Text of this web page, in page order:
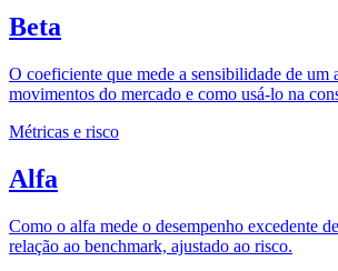
Beta
O coeficiente que mede a sensibilidade de um
movimentos do mercado e como usá-lo na
Métricas e risco
Alfa
Como o alfa mede o desempenho excedente
relação ao benchmark, ajustado ao risco.